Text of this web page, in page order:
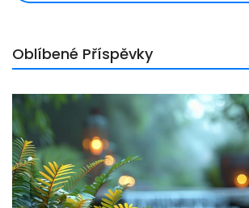
Oblíbené Příspěvky